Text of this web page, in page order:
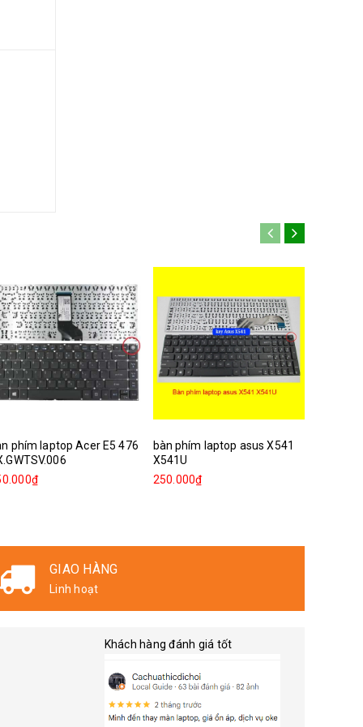
phím laptop Acer E5 476
bàn phím laptop asus X541
X541U
250.000₫
THANH TOÁN
Nhận hàng và thanh toán
Khách hàng đánh giá tốt